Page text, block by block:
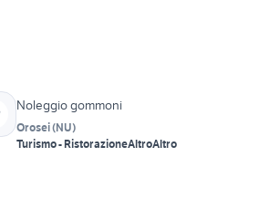
Noleggio gommoni
Orosei(NU)
Turismo - RistorazioneAltroAltro